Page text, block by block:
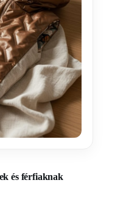
és férfiaknak